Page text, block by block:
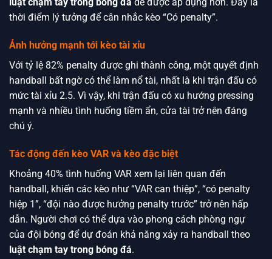
thời điểm lý tưởng để cân nhắc kèo “Có penalty”.
Ảnh hưởng mạnh tới kèo tài xỉu
Với tỷ lệ 82% penalty được ghi thành công, một quyết định
handball bất ngờ có thể làm nổ tài, nhất là khi trận đấu có
mức tài xỉu 2.5. Vì vậy, khi trận đấu có xu hướng pressing
mạnh và nhiều tình huống tiềm ẩn, cửa tài trở nên đáng
chú ý.
Tác động đến kèo VAR và kèo đặc biệt
Khoảng 40% tình huống VAR xem lại liên quan đến
handball, khiến các kèo như “VAR can thiệp”, “có penalty
hiệp 1”, “đội nào được hưởng penalty trước” trở nên hấp
dẫn. Người chơi có thể dựa vào phong cách phòng ngự
của đội bóng để dự đoán khả năng xảy ra handball theo
luật chạm tay trong bóng đá.